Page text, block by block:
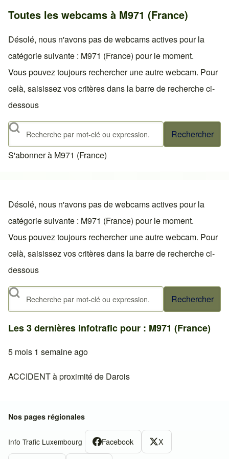
Toutes les webcams à M971 (France)
Désolé, nous n'avons pas de webcams actives pour la
catégorie suivante : M971 (France) pour le moment.
Vous pouvez toujours rechercher une autre webcam. Pour
celà, saisissez vos critères dans la barre de recherche ci-
dessous
Rechercher
S'abonner à M971 (France)
Désolé, nous n'avons pas de webcams actives pour la
catégorie suivante : M971 (France) pour le moment.
Vous pouvez toujours rechercher une autre webcam. Pour
celà, saisissez vos critères dans la barre de recherche ci-
dessous
Rechercher
Les 3 dernières infotrafic pour : M971 (France)
5 mois 1 semaine ago
ACCIDENT à proximité de Darois
Nos pages régionales
Info Trafic Luxembourg Facebook X